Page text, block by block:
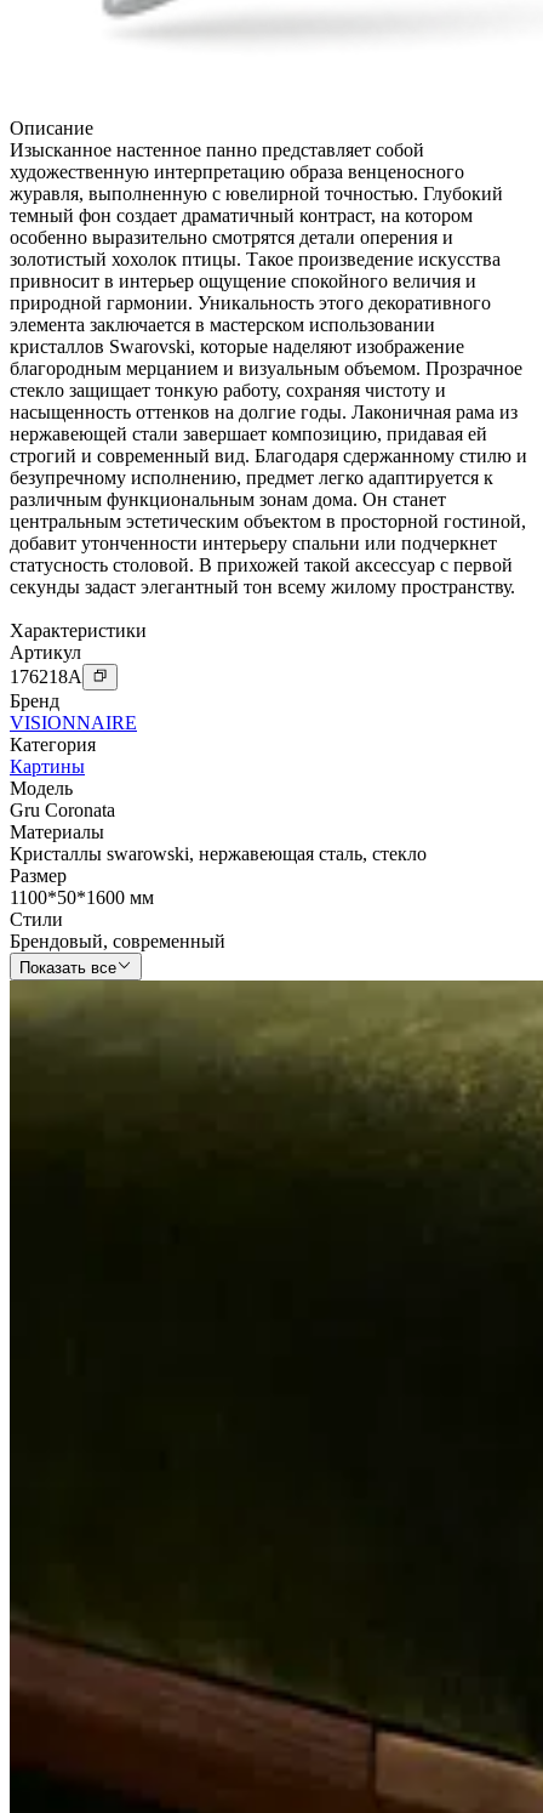
Описание
Изысканное настенное панно представляет собой
художественную интерпретацию образа венценосного
журавля, выполненную с ювелирной точностью. Глубокий
темный фон создает драматичный контраст, на котором
особенно выразительно смотрятся детали оперения и
золотистый хохолок птицы. Такое произведение искусства
привносит в интерьер ощущение спокойного величия и
природной гармонии. Уникальность этого декоративного
элемента заключается в мастерском использовании
кристаллов Swarovski, которые наделяют изображение
благородным мерцанием и визуальным объемом. Прозрачное
стекло защищает тонкую работу, сохраняя чистоту и
насыщенность оттенков на долгие годы. Лаконичная рама из
нержавеющей стали завершает композицию, придавая ей
строгий и современный вид. Благодаря сдержанному стилю и
безупречному исполнению, предмет легко адаптируется к
различным функциональным зонам дома. Он станет
центральным эстетическим объектом в просторной гостиной,
добавит утонченности интерьеру спальни или подчеркнет
статусность столовой. В прихожей такой аксессуар с первой
секунды задаст элегантный тон всему жилому пространству.
Характеристики
Артикул
176218A
Бренд
VISIONNAIRE
Категория
Картины
Модель
Gru Coronata
Материалы
Кристаллы swarowski, нержавеющая сталь, стекло
Размер
1100*50*1600 мм
Стили
Брендовый, современный
Показать все